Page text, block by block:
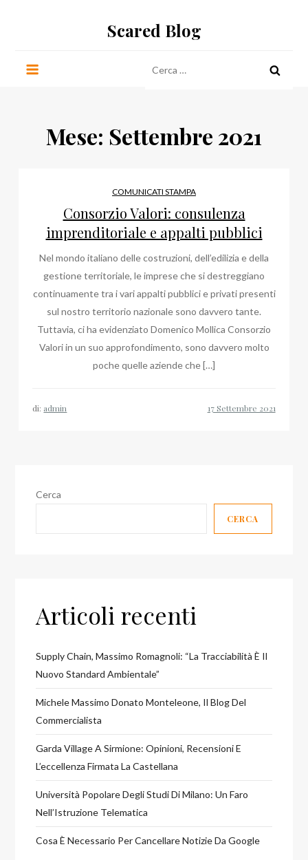
Scared Blog
per:
Mese: Settembre 2021
COMUNICATI STAMPA
Consorzio Valori: consulenza
imprenditoriale e appalti pubblici
Nel mondo italiano delle costruzioni, dell’edilizia e della
gestione territoriale, le imprese che si destreggiano
continuamente tra i vari appalti pubblici e privati presenti
sul nostro territorio nazionale sono davvero tante.
Tuttavia, ci ha evidenziato Domenico Mollica Consorzio
Valori in un suo approfondimento, sono davvero molto
poche quelle aziende che […]
di: admin
Cerca
CERCA
Articoli recenti
Supply Chain, Massimo Romagnoli: “La Tracciabilità È Il
Nuovo Standard Ambientale”
Michele Massimo Donato Monteleone, Il Blog Del
Commercialista
Garda Village A Sirmione: Opinioni, Recensioni E
L’eccellenza Firmata La Castellana
Università Popolare Degli Studi Di Milano: Un Faro
Nell’Istruzione Telematica
Cosa È Necessario Per Cancellare Notizie Da Google